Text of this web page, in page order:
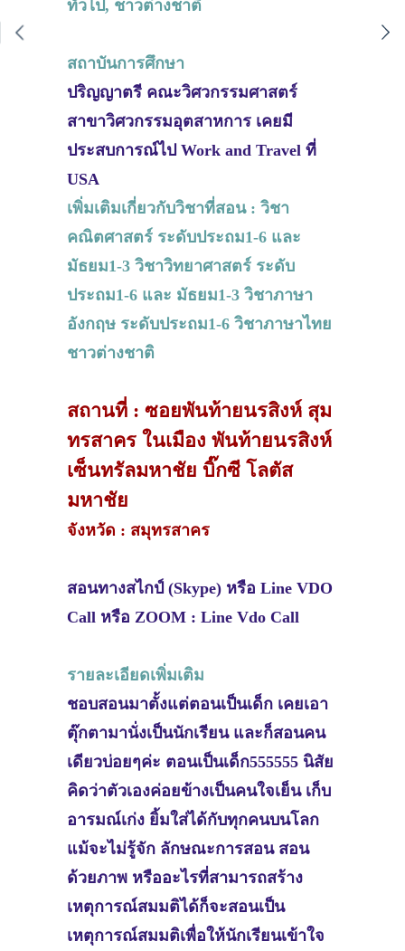
ทั่วไป, ชาวต่างชาติ
สถาบันการศึกษา
ปริญญาตรี คณะวิศวกรรมศาสตร์
สาขาวิศวกรรมอุตสาหการ เคยมี
ประสบการณ์ไป Work and Travel ที่
USA
เพิ่มเติมเกี่ยวกับวิชาที่สอน : วิชา
คณิตศาสตร์ ระดับประถม1-6 และ
มัธยม1-3 วิชาวิทยาศาสตร์ ระดับ
ประถม1-6 และ มัธยม1-3 วิชาภาษา
อังกฤษ ระดับประถม1-6 วิชาภาษาไทย
ชาวต่างชาติ
สถานที่ : ซอยพันท้ายนรสิงห์ สุม
ทรสาคร ในเมือง พันท้ายนรสิงห์
เซ็นทรัลมหาชัย บิ๊กซี โลตัส
มหาชัย
จังหวัด : สมุทรสาคร
สอนทางสไกป์ (Skype) หรือ Line VDO
Call หรือ ZOOM : Line Vdo Call
รายละเอียดเพิ่มเติม
ชอบสอนมาตั้งแต่ตอนเป็นเด็ก เคยเอา
ตุ๊กตามานั่งเป็นนักเรียน และก็สอนคน
เดียวบ่อยๆค่ะ ตอนเป็นเด็ก555555 นิสัย
คิดว่าตัวเองค่อยข้างเป็นคนใจเย็น เก็บ
อารมณ์เก่ง ยิ้มใส่ได้กับทุกคนบนโลก
แม้จะไม่รู้จัก ลักษณะการสอน สอน
ด้วยภาพ หรืออะไรที่สามารถสร้าง
เหตุการณ์สมมติได้ก็จะสอนเป็น
เหตุการณ์สมมติเพื่อให้นักเรียนเข้าใจ